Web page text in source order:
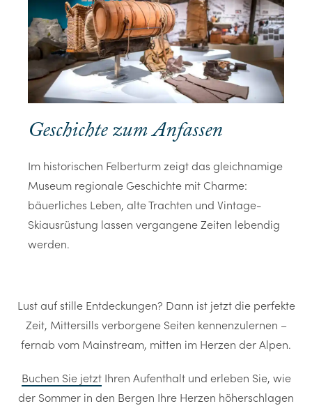
Geschichte zum Anfassen
Im historischen Felberturm zeigt das gleichnamige
Museum regionale Geschichte mit Charme:
bäuerliches Leben, alte Trachten und Vintage-
Skiausrüstung lassen vergangene Zeiten lebendig
werden.
Lust auf stille Entdeckungen? Dann ist jetzt die perfekte
Zeit, Mittersills verborgene Seiten kennenzulernen –
fernab vom Mainstream, mitten im Herzen der Alpen.
Buchen Sie jetztIhren Aufenthalt und erleben Sie, wie
der Sommer in den Bergen Ihre Herzen höherschlagen